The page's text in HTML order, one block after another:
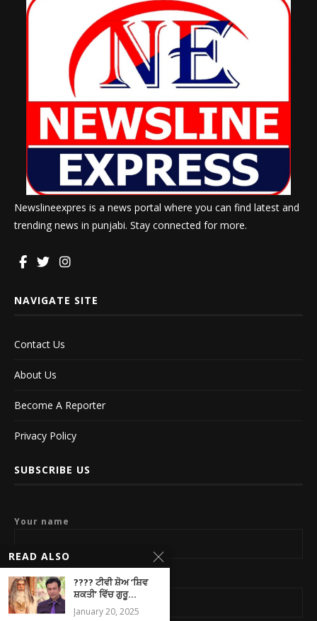
Newslineexpres is a news portal where you can find latest and
trending news in punjabi. Stay connected for more.
NAVIGATE SITE
Contact Us
About Us
Become A Reporter
Privacy Policy
SUBSCRIBE US
Your name
Your email
READ ALSO
???? ਟੀਵੀ ਸ਼ੋਅ ‘ਸ਼ਿਵ
ਸ਼ਕਤੀ’ ਵਿੱਚ ਗੁਰੂ...
January 20, 2025